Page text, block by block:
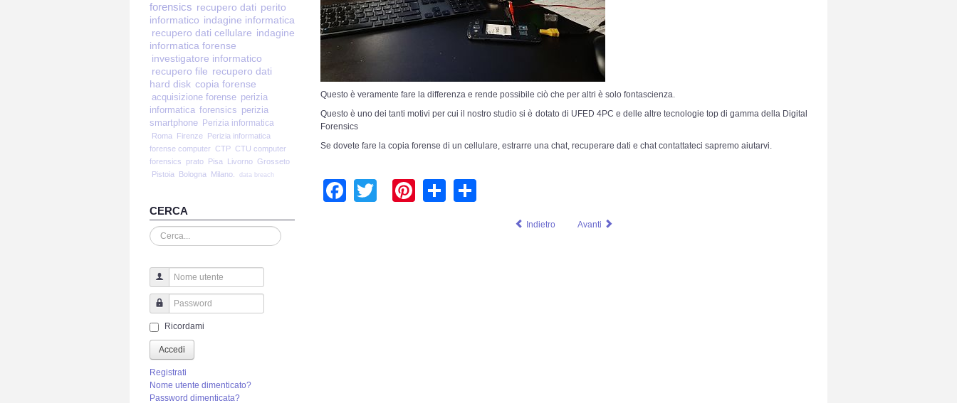
forensics recupero dati perito
informatico indagine informatica
recupero dati cellulare indagine
informatica forense
investigatore informatico
recupero file recupero dati
hard disk copia forense
acquisizione forense perizia
informatica forensics perizia
smartphone Perizia informatica
Roma Firenze Perizia informatica
forense computer CTP CTU computer
forensics
prato Pisa Livorno Grosseto
Pistoia
Bologna Milano. data breach
CERCA
Cerca...
Nome utente
Password
Ricordami
Accedi
Registrati
Nome utente dimenticato?
Password dimenticata?
Questo è veramente fare la differenza e rende possibile ciò che per altri è solo fontascienza.
Questo è uno dei tanti motivi per cui il nostro studio si è dotato di UFED 4PC e delle altre tecnologie top di gamma della Digital
Forensics
Se dovete fare la copia forense di un cellulare, estrarre una chat, recuperare dati e chat contattateci sapremo aiutarvi.
Facebook
TwitterPinterest
Share
Indietro Avanti